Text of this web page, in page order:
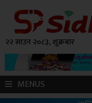
२२ साउन २०८३, शुक्रबार
MENUS